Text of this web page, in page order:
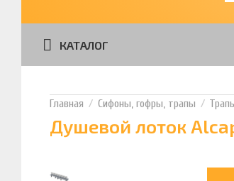
КАТАЛОГ
Сифоны, гофры, трапы
Душевой лоток